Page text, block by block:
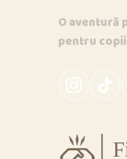
O aventură
pentru copii